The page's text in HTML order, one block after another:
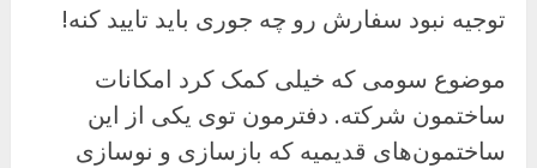
توجیه نبود سفارش رو چه جوری باید تایید کنه!
موضوع سومی که خیلی کمک کرد امکانات
ساختمون شرکته. دفترمون توی یکی از این
ساختمون‌های قدیمیه که بازسازی و نوسازی